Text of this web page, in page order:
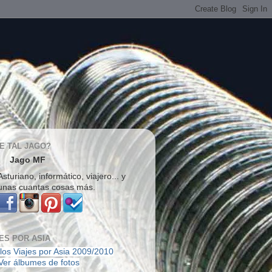
TAL JAGO?
Jago MF
informático, viajero... y
cuantas cosas más.
POR ASIA
Viajes por Asia 2009/2010
álbumes de fotos